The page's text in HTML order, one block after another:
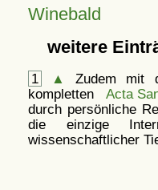
Winebald
weitere
1 ▲
Zudem mit
kompletten Acta
durch persönliche
die einzige
wissenschaftlicher